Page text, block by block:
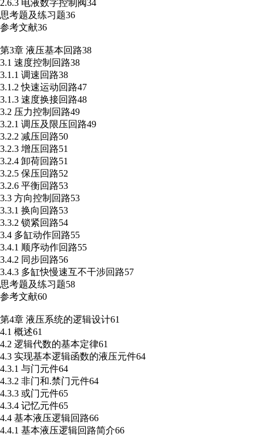
2.6.3 电液数字控制阀34
思考题及练习题36
参考文献36
第3章 液压基本回路38
3.1 速度控制回路38
3.1.1 调速回路38
3.1.2 快速运动回路47
3.1.3 速度换接回路48
3.2 压力控制回路49
3.2.1 调压及限压回路49
3.2.2 减压回路50
3.2.3 增压回路51
3.2.4 卸荷回路51
3.2.5 保压回路52
3.2.6 平衡回路53
3.3 方向控制回路53
3.3.1 换向回路53
3.3.2 锁紧回路54
3.4 多缸动作回路55
3.4.1 顺序动作回路55
3.4.2 同步回路56
3.4.3 多缸快慢速互不干涉回路57
思考题及练习题58
参考文献60
第4章 液压系统的逻辑设计61
4.1 概述61
4.2 逻辑代数的基本定律61
4.3 实现基本逻辑函数的液压元件64
4.3.1 与门元件64
4.3.2 非门和.禁门元件64
4.3.3 或门元件65
4.3.4 记忆元件65
4.4 基本液压逻辑回路66
4.4.1 基本液压逻辑回路简介66